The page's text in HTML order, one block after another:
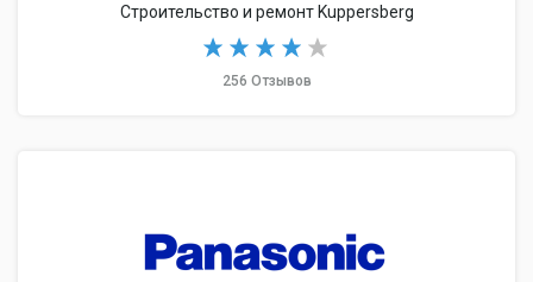
Строительство и ремонт Kuppersberg
256 Отзывов